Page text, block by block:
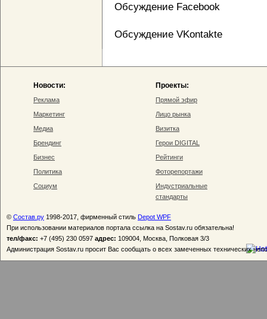
Обсуждение Facebook
Обсуждение VKontakte
Новости:
Реклама
Маркетинг
Медиа
Брендинг
Бизнес
Политика
Социум
Проекты:
Прямой эфир
Лицо рынка
Визитка
Герои DIGITAL
Рейтинги
Фоторепортажи
Индустриальные
стандарты
© Состав.ру 1998-2017, фирменный стиль Depot WPF
При использовании материалов портала ссылка на Sostav.ru обязательна!
тел/факс: +7 (495) 230 0597 адрес: 109004, Москва, Полковая 3/3
Администрация Sostav.ru просит Вас сообщать о всех замеченных технических